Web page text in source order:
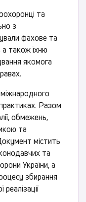
та
з
фахове та
а також їхню
якомога
Разом
обмежень,
та
містить
та
України, а
збирання